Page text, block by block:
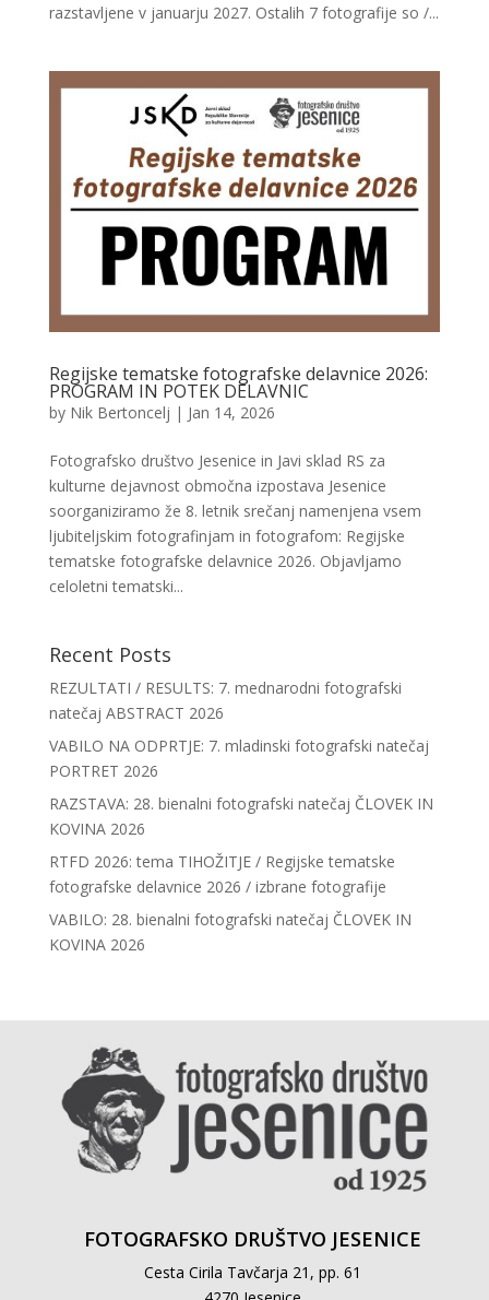
razstavljene v januarju 2027. Ostalih 7 fotografije so /...
Regijske tematske fotografske delavnice 2026:
PROGRAM IN POTEK DELAVNIC
by Nik Bertoncelj | Jan 14, 2026
Fotografsko društvo Jesenice in Javi sklad RS za
kulturne dejavnost območna izpostava Jesenice
soorganiziramo že 8. letnik srečanj namenjena vsem
ljubiteljskim fotografinjam in fotografom: Regijske
tematske fotografske delavnice 2026. Objavljamo
celoletni tematski...
Recent Posts
REZULTATI / RESULTS: 7. mednarodni fotografski
natečaj ABSTRACT 2026
VABILO NA ODPRTJE: 7. mladinski fotografski natečaj
PORTRET 2026
RAZSTAVA: 28. bienalni fotografski natečaj ČLOVEK IN
KOVINA 2026
RTFD 2026: tema TIHOŽITJE / Regijske tematske
fotografske delavnice 2026 / izbrane fotografije
VABILO: 28. bienalni fotografski natečaj ČLOVEK IN
KOVINA 2026
FOTOGRAFSKO DRUŠTVO JESENICE
Cesta Cirila Tavčarja 21, pp. 61